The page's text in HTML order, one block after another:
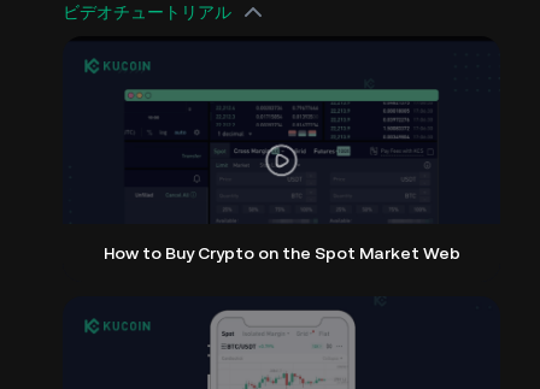
ビデオチュートリアル
How to Buy Crypto on the Spot Market Web